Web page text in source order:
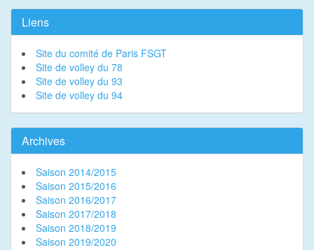
Liens
Site du comité de Paris FSGT
Site de volley du 78
Site de volley du 93
Site de volley du 94
Archives
Saison 2014/2015
Saison 2015/2016
Saison 2016/2017
Saison 2017/2018
Saison 2018/2019
Saison 2019/2020